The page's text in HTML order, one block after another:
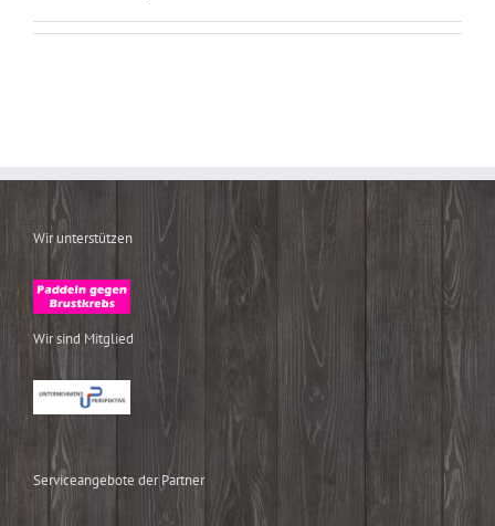
Wir unterstützen
Wir sind Mitglied
Serviceangebote der Partner